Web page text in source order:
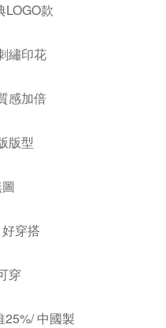
LOGO款
繡印花
感加倍
版型
穿搭
穿
中國製